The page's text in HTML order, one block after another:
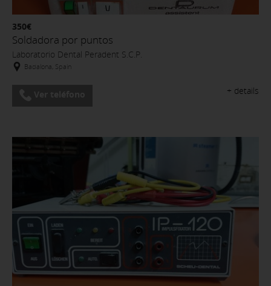
350€
Soldadora por puntos
Laboratorio Dental Peradent S.C.P.
Badalona, Spain
+ details